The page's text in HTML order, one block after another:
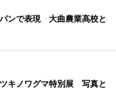
パンで表現 大曲農業高校と
キノワグマ特別展 写真と